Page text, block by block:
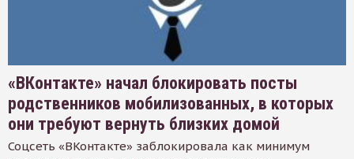
«ВКонтакте» начал блокировать посты
родственников мобилизованных, в которых
они требуют вернуть близких домой
Соцсеть «ВКонтакте» заблокировала как минимум